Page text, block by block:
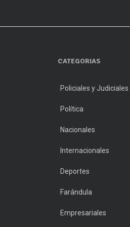
CATEGORIAS
Policiales y Judiciales
Política
Nacionales
Internacionales
Deportes
Farándula
Empresariales